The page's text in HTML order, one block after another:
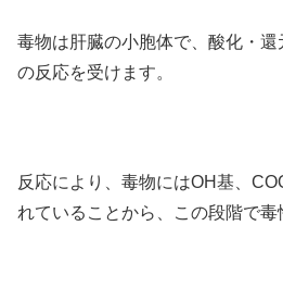
毒物は肝臓の小胞体で、酸化・
の反応を受けます。
反応により、毒物にはOH基、
れていることから、この段階で毒